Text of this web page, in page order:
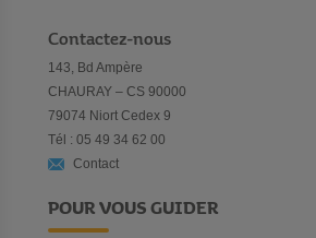
Contactez-nous
143, Bd Ampère
CHAURAY – CS 90000
79074 Niort Cedex 9
Tél : 05 49 34 62 00
Contact
POUR VOUS GUIDER